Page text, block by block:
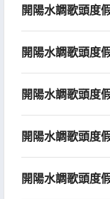
開陽水調歌頭度
開陽水調歌頭度
開陽水調歌頭度
開陽水調歌頭度
開陽水調歌頭度